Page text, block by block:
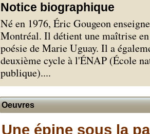
Notice biographique
Né en 1976, Éric Gougeon
Montréal. Il détient une maîtrise
poésie de Marie Uguay. Il a
deuxième cycle à l'ÉNAP (École
publique)....
Oeuvres
Une épine sous la